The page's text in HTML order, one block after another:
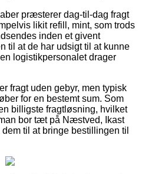
præsterer dag-til-dag fragt
likit refill, mint, som trods
inden et givent
til at de har udsigt til at kunne
logistikpersonalet drager
fragt uden gebyr, men typisk
for en bestemt sum. Som
billigste fragtløsning, hvilket
bor tæt på Næstved, Ikast
til at bringe bestillingen til